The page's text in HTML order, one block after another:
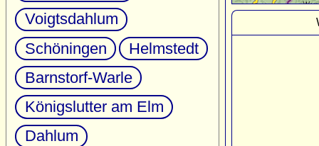
Voigtsdahlum
Schöningen
Helmstedt
Barnstorf-Warle
Königslutter am Elm
Dahlum